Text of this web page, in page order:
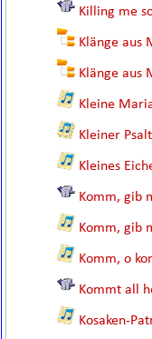
Killing me
Klänge aus
Klänge aus
Kleine
Kleiner
Kleines
Komm, gib
Komm, gib
Komm, o
Kommt all
Kosaken-